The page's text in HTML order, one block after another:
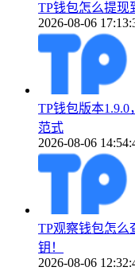
TP钱包怎么提现
2026-08-06
TP钱包版本
范式
2026-08-06
TP观察钱包怎么
钥！
2026-08-06